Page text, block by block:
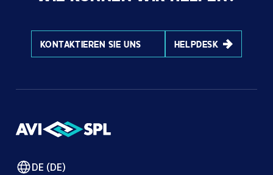
KONTAKTIEREN SIE UNS HELPDESK
DE (DE)